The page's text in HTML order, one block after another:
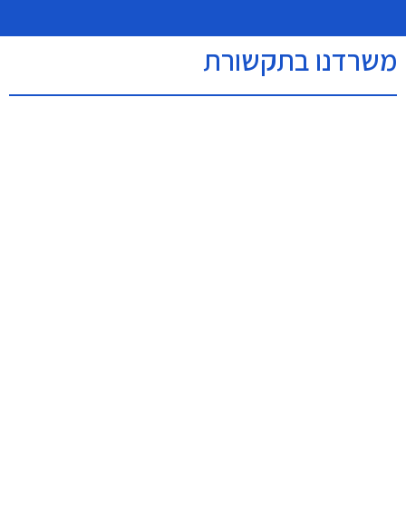
משרדנו בתקשורת